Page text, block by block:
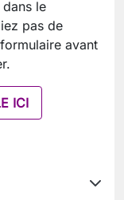
le
pas de
avant
ICI